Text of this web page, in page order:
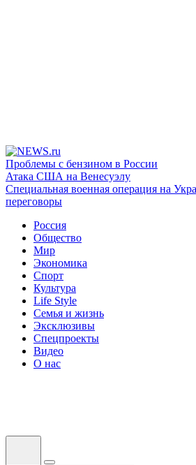
Проблемы с бензином в России
Атака США на Венесуэлу
Специальная военная операция на
переговоры
Россия
Общество
Мир
Экономика
Спорт
Культура
Life Style
Семья и жизнь
Эксклюзивы
Спецпроекты
Видео
О нас